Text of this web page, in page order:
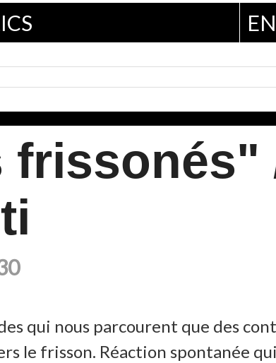
frissonés"
qui nous parcourent que des
le frisson. Réaction spontanée